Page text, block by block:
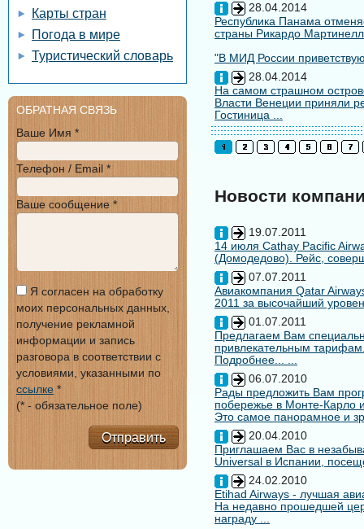
28.04.2014
Республика Панама
страны Рикардо
"В МИД России
28.04.2014
На самом страшном
Власти Венеции приняли
Гостиница ...
Новости
19.07.2011
14 июля Cathay Pacific
(Домодедово). Рейс,
07.07.2011
Авиакомпания Qatar
2011 за высочайший
01.07.2011
Предлагаем Вам
привлекательным
Подробнее... ...
06.07.2010
Рады предложить Вам
побережье в Монте-Карло
Это самое панорамное и
20.04.2010
Приглашаем Вас в
Universal в Испании,
24.02.2010
Etihad Airways - лучшая
На недавно прошедшей
награду ...
Карты стран
Погода в мире
Туристический словарь
ОБРАТНАЯ СВЯЗЬ
Ваше Имя *
Телефон / Email *
Ваше сообщение *
Я согласен на обработку
моих персональных данных,
получение рекламной
информации и запись
разговора в соответствии с
условиями, указанными по
ссылке *
(* - обязательное поле)
Отправить